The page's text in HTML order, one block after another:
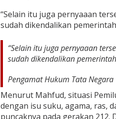
J
o
o
w
“Selain itu juga pernyaaan
sudah dikendalikan
“Selain itu juga pernyaaan
sudah dikendalikan
Pengamat Hukum Tata
Menurut Mahfud, situasi
dengan isu suku, agama, ras,
puncaknya pada gerakan 212.